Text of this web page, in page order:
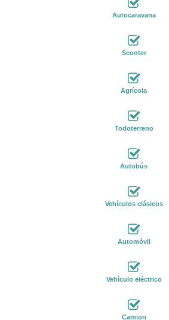
Autocaravana
Scooter
Agrícola
Todoterreno
Autobús
Vehículos clásicos
Automóvil
Vehículo eléctrico
Camion